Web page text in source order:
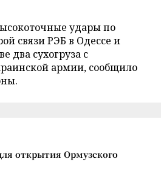
удары по
связи РЭБ в Одессе и
два сухогруза с
армии, сообщило
открытия Ормузского